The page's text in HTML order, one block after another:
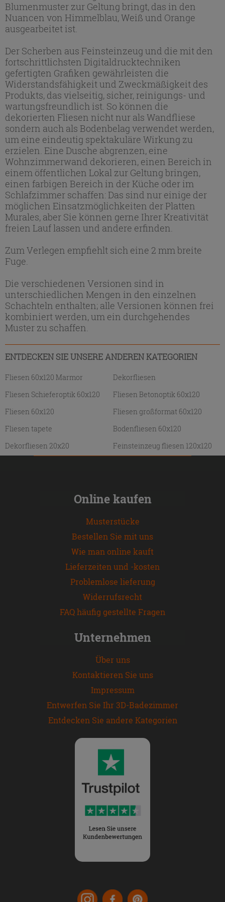
Blumenmuster zur Geltung bringt, das in den
Nuancen von Himmelblau, Weiß und Orange
ausgearbeitet ist.
Der Scherben aus Feinsteinzeug und die mit den
fortschrittlichsten Digitaldrucktechniken
gefertigten Grafiken gewährleisten die
Widerstandsfähigkeit und Zweckmäßigkeit des
Produkts, das vielseitig, sicher, reinigungs- und
wartungsfreundlich ist. So können die
dekorierten Fliesen nicht nur als Wandfliese
sondern auch als Bodenbelag verwendet werden,
um eine eindeutig spektakuläre Wirkung zu
erzielen. Eine Dusche abgrenzen, eine
Wohnzimmerwand dekorieren, einen Bereich in
einem öffentlichen Lokal zur Geltung bringen,
einen farbigen Bereich in der Küche oder im
Schlafzimmer schaffen: Das sind nur einige der
möglichen Einsatzmöglichkeiten der Platten
Murales, aber Sie können gerne Ihrer Kreativität
freien Lauf lassen und andere erfinden.
Zum Verlegen empfiehlt sich eine 2 mm breite
Fuge.
Die verschiedenen Versionen sind in
unterschiedlichen Mengen in den einzelnen
Schachteln enthalten; alle Versionen können frei
kombiniert werden, um ein durchgehendes
Muster zu schaffen.
ENTDECKEN SIE UNSERE ANDEREN KATEGORIEN
Fliesen 60x120 Marmor
Dekorfliesen
Fliesen Schieferoptik 60x120
Fliesen Betonoptik 60x120
Fliesen 60x120
Fliesen großformat 60x120
Fliesen tapete
Bodenfliesen 60x120
Dekorfliesen 20x20
Feinsteinzeug fliesen 120x120
Online kaufen
Musterstücke
Bestellen Sie mit uns
Wie man online kauft
Lieferzeiten und -kosten
Problemlose lieferung
Widerrufsrecht
FAQ häufig gestellte Fragen
Unternehmen
Über uns
Kontaktieren Sie uns
Impressum
Entwerfen Sie Ihr 3D-Badezimmer
Entdecken Sie andere Kategorien